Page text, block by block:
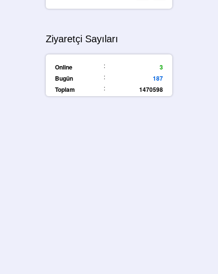
Ziyaretçi Sayıları
Online :
3
Bugün
:
187
Toplam
: 1470598